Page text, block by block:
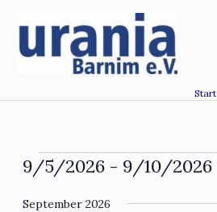
Inhalt
springen
Start
Veranstaltungen
9/5/2026 - 9/10/2026
wählen.
September 2026